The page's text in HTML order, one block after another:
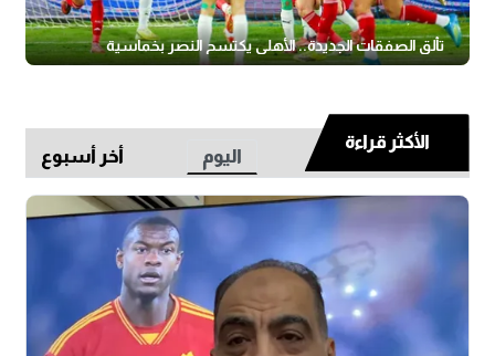
تألق الصفقات الجديدة.. الأهلي يكتسح النصر بخماسية
الأكثر قراءة
اليوم أخر أسبوع